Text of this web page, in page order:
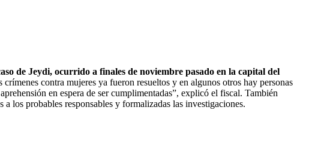
de Jeydi, ocurrido a finales de noviembre pasado en la capital del
contra mujeres ya fueron resueltos y en algunos otros hay personas
en espera de ser cumplimentadas”, explicó el fiscal. También
los probables responsables y formalizadas las investigaciones.